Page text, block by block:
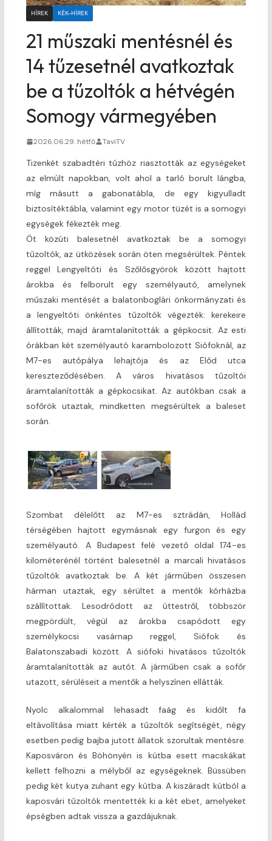
HÍREK KÉK-HÍREK
21 műszaki mentésnél és
14 tűzesetnél avatkoztak
be a tűzoltók a hétvégén
Somogy vármegyében
2026.06.29. hétfő TaviTV
Tizenkét szabadtéri tűzhöz riasztották az egységeket
az elmúlt napokban, volt ahol a tarló borult lángba,
míg másutt a gabonatábla, de egy kigyulladt
biztosítéktábla, valamint egy motor tüzét is a somogyi
egységek fékezték meg.
Öt közúti balesetnél avatkoztak be a somogyi
tűzoltók, az ütközések során öten megsérültek. Péntek
reggel Lengyeltóti és Szőlősgyörök között hajtott
árokba és felborult egy személyautó, amelynek
műszaki mentését a balatonboglári önkormányzati és
a lengyeltóti önkéntes tűzoltók végezték: kerekeire
állították, majd áramtalanították a gépkocsit. Az esti
órákban két személyautó karambolozott Siófoknál, az
M7-es autópálya lehajtója és az Előd utca
kereszteződésében. A város hivatásos tűzoltói
áramtalanították a gépkocsikat. Az autókban csak a
sofőrök utaztak, mindketten megsérültek a baleset
során.
Szombat délelőtt az M7-es sztrádán, Hollád
térségében hajtott egymásnak egy furgon és egy
személyautó. A Budapest felé vezető oldal 174-es
kilométerénél történt balesetnél a marcali hivatásos
tűzoltók avatkoztak be. A két járműben összesen
hárman utaztak, egy sérültet a mentők kórházba
szállítottak. Lesodródott az úttestről, többször
megpördült, végül az árokba csapódott egy
személykocsi vasárnap reggel, Siófok és
Balatonszabadi között. A siófoki hivatásos tűzoltók
áramtalanították az autót. A járműben csak a sofőr
utazott, sérüléseit a mentők a helyszínen ellátták.
Nyolc alkalommal lehasadt faág és kidőlt fa
eltávolítása miatt kérték a tűzoltók segítségét, négy
esetben pedig bajba jutott állatok szorultak mentésre.
Kaposváron és Böhönyén is kútba esett macskákat
kellett felhozni a mélyből az egységeknek. Büssüben
pedig két kutya zuhant egy kútba. A kiszáradt kútból a
kaposvári tűzoltók mentették ki a két ebet, amelyeket
épségben adtak vissza a gazdájuknak.